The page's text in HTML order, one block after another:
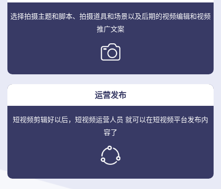
选择拍摄主题和脚本、拍摄道具和场景以及后期的视频编辑和视频
推广文案
运营发布
短视频剪辑好以后，短视频运营人员 就可以在短视频平台发布内
容了